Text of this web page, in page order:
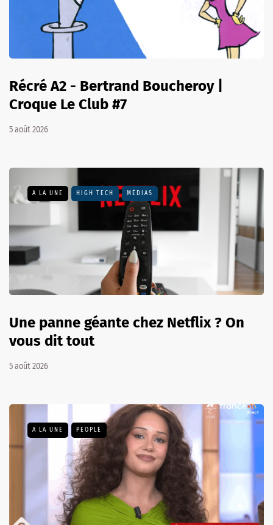
Récré A2 - Bertrand Boucheroy |
Croque Le Club #7
5 août 2026
A LA UNE HIGH TECH MÉDIAS
Une panne géante chez Netflix ? On
vous dit tout
5 août 2026
A LA UNE PEOPLE